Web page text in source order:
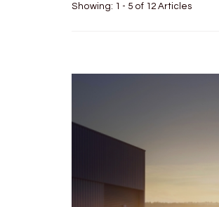
Showing: 1 - 5 of 12 Articles